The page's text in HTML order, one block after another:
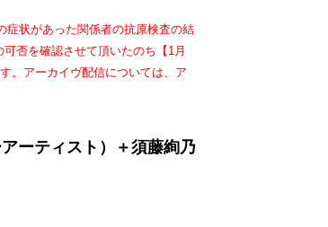
症状があった関係者の抗原検査の結
否を確認させて頂いたのち【1月
。アーカイヴ配信については、ア
ーティスト）＋須藤絢乃